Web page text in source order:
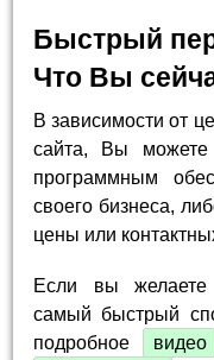
Быстрый
Что Вы
В зависимости от
сайта, Вы можете
программным
своего бизнеса,
цены или
Если вы желаете
самый быстрый
подробное
видео